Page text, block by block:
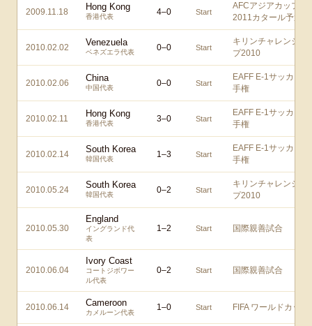
2009.11.18 Hong Kong
香港代表 4–0 Start
AFCアジアカップ
2011カタール予選
2010.02.02 Venezuela
ベネズエラ代表 0–0 Start
キリンチャレンジカ
プ2010
2010.02.06 China
中国代表 0–0 Start
EAFF E-1サッカー選
手権
2010.02.11 Hong Kong
香港代表 3–0 Start
EAFF E-1サッカー選
手権
2010.02.14 South Korea
韓国代表 1–3 Start
EAFF E-1サッカー選
手権
2010.05.24 South Korea
韓国代表 0–2 Start
キリンチャレンジカ
プ2010
2010.05.30
England
イングランド代
表
1–2 Start 国際親善試合
2010.06.04
Ivory Coast
コートジボワー
ル代表
0–2 Start 国際親善試合
2010.06.14 Cameroon
カメルーン代表
1–0 Start FIFA ワールドカップ